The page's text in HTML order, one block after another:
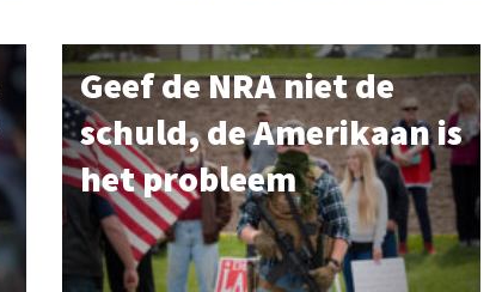
Geef de NRA niet de
schuld, de Amerikaan is
het probleem